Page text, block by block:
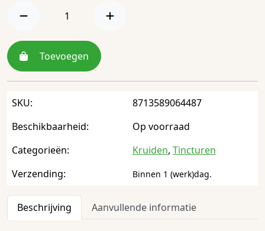
Toevoegen
SKU:
8713589064487
Beschikbaarheid:
Op voorraad
Categorieën:
Kruiden, Tincturen
Verzending:
Binnen 1 (werk)dag.
Beschrijving Aanvullende informatie